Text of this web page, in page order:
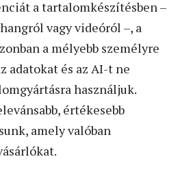
a tartalomkészítésben –
vagy videóról –, a
a mélyebb személyre
adatokat és az AI-t ne
használjuk.
értékesebb
amely valóban